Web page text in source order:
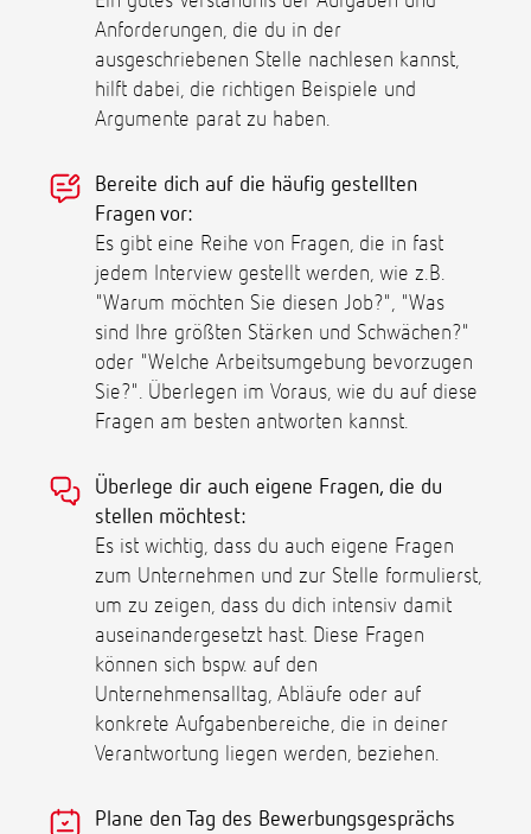
Anforderungen, die du in der
ausgeschriebenen Stelle nachlesen kannst,
hilft dabei, die richtigen Beispiele und
Argumente parat zu haben.
Bereite dich auf die häufig gestellten
Fragen vor:
Es gibt eine Reihe von Fragen, die in fast
jedem Interview gestellt werden, wie z.B.
"Warum möchten Sie diesen Job?", "Was
sind Ihre größten Stärken und Schwächen?"
oder "Welche Arbeitsumgebung bevorzugen
Sie?". Überlegen im Voraus, wie du auf diese
Fragen am besten antworten kannst.
Überlege dir auch eigene Fragen, die du
stellen möchtest:
Es ist wichtig, dass du auch eigene Fragen
zum Unternehmen und zur Stelle formulierst,
um zu zeigen, dass du dich intensiv damit
auseinandergesetzt hast. Diese Fragen
können sich bspw. auf den
Unternehmensalltag, Abläufe oder auf
konkrete Aufgabenbereiche, die in deiner
Verantwortung liegen werden, beziehen.
Plane den Tag des Bewerbungsgesprächs